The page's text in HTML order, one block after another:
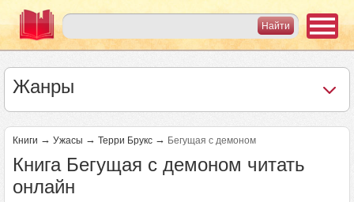
Жанры
Книги → Ужасы → Терри Брукс → Бегущая с демоном
Книга Бегущая с демоном читать
онлайн